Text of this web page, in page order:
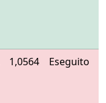
1,0564 Eseguito